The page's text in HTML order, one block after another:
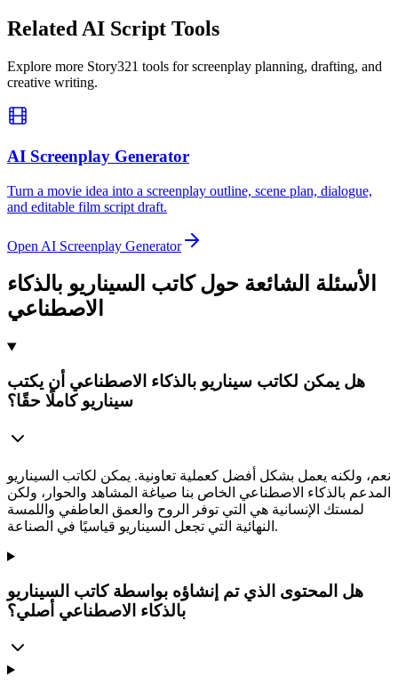
Related AI Script Tools
Explore more Story321 tools for screenplay planning, drafting, and
creative writing.
AI Screenplay Generator
Turn a movie idea into a screenplay outline, scene plan, dialogue,
and editable film script draft.
Open AI Screenplay Generator
الأسئلة الشائعة حول كاتب السيناريو بالذكاء
الاصطناعي
هل يمكن لكاتب سيناريو بالذكاء الاصطناعي أن يكتب
سيناريو كاملًا حقًا؟
نعم، ولكنه يعمل بشكل أفضل كعملية تعاونية. يمكن لكاتب السيناريو
المدعم بالذكاء الاصطناعي الخاص بنا صياغة المشاهد والحوار، ولكن
لمستك الإنسانية هي التي توفر الروح والعمق العاطفي واللمسة
النهائية التي تجعل السيناريو قياسيًا في الصناعة.
هل المحتوى الذي تم إنشاؤه بواسطة كاتب السيناريو
بالذكاء الاصطناعي أصلي؟